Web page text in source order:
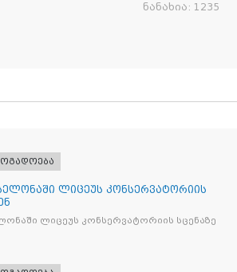
ნანახია: 1235
ლიცეუს კონსერვატორიის
ლიცეუს კონსერვატორიის სცენაზე